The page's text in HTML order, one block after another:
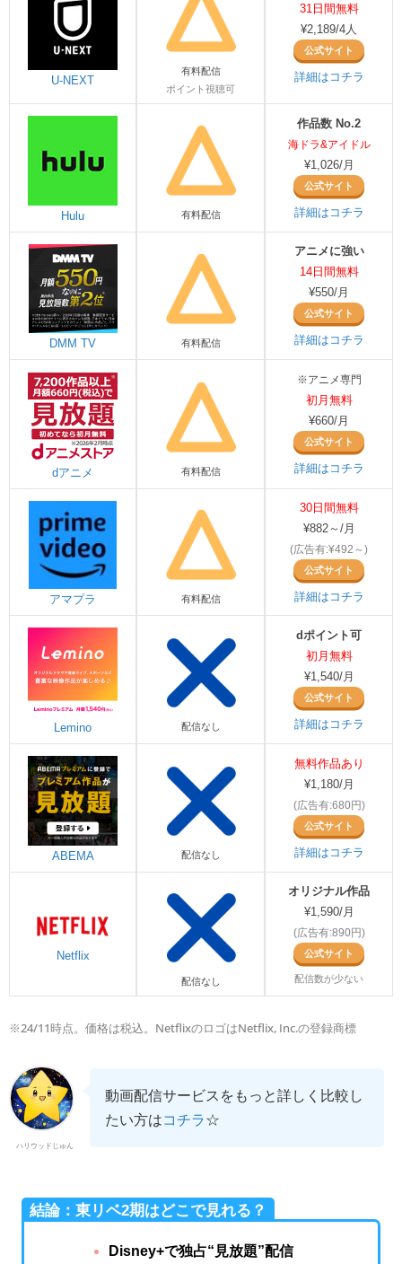
U-NEXT
有料配信
ポイント視聴可
31日間無料
¥2,189/4人
公式サイト
詳細はコチラ
Hulu 有料配信
作品数 No.2
海ドラ&アイドル
¥1,026/月
公式サイト
詳細はコチラ
DMM TV 有料配信
アニメに強い
14日間無料
¥550/月
公式サイト
詳細はコチラ
dアニメ 有料配信
※アニメ専門
初月無料
¥660/月
公式サイト
詳細はコチラ
アマプラ 有料配信
30日間無料
¥882～/月
(広告有:¥492～)
公式サイト
詳細はコチラ
Lemino 配信なし
dポイント可
初月無料
¥1,540/月
公式サイト
詳細はコチラ
ABEMA 配信なし
無料作品あり
¥1,180/月
(広告有:680円)
公式サイト
詳細はコチラ
Netflix
配信なし
オリジナル作品
¥1,590/月
(広告有:890円)
公式サイト
配信数が少ない
※24/11時点。価格は税込。NetflixのロゴはNetflix, Inc.の登録商標
ハリウッドじゅん
動画配信サービスをもっと詳しく比較し
たい方はコチラ☆
結論：東リベ2期はどこで見れる？
Disney+で独占“見放題”配信